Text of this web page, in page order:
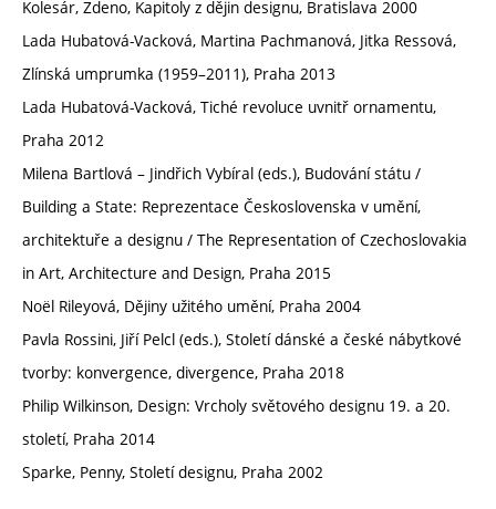
Kolesár, Zdeno, Kapitoly z dějin designu, Bratislava 2000
Lada Hubatová-Vacková, Martina Pachmanová, Jitka Ressová,
Zlínská umprumka (1959–2011), Praha 2013
Lada Hubatová-Vacková, Tiché revoluce uvnitř ornamentu,
Praha 2012
Milena Bartlová – Jindřich Vybíral (eds.), Budování státu /
Building a State: Reprezentace Československa v umění,
architektuře a designu / The Representation of Czechoslovakia
in Art, Architecture and Design, Praha 2015
Noël Rileyová, Dějiny užitého umění, Praha 2004
Pavla Rossini, Jiří Pelcl (eds.), Století dánské a české nábytkové
tvorby: konvergence, divergence, Praha 2018
Philip Wilkinson, Design: Vrcholy světového designu 19. a 20.
století, Praha 2014
Sparke, Penny, Století designu, Praha 2002